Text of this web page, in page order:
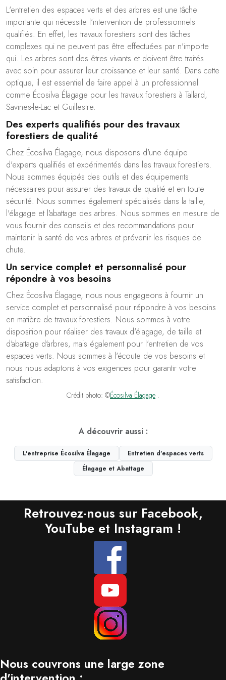
L'entretien des espaces verts et des arbres est une tâche
importante qui nécessite l'intervention de professionnels
qualifiés. En effet, les travaux forestiers sont des tâches
complexes qui ne peuvent pas être effectuées par n'importe
qui. Les arbres sont des êtres vivants et doivent être traités
avec soin pour assurer leur croissance et leur santé. Dans cette
optique, il est essentiel de faire appel à un professionnel
comme Écosilva Élagage pour les travaux forestiers à Tallard,
Savines-le-Lac et Guillestre.
Des experts qualifiés pour des travaux
forestiers de qualité
Chez Écosilva Élagage, nous disposons d'une équipe
d'experts qualifiés et expérimentés dans les travaux forestiers.
Nous sommes équipés des outils et des équipements
nécessaires pour assurer des travaux de qualité et en toute
sécurité. Nous sommes également spécialisés dans la taille,
l'élagage et l'abattage des arbres. Nous sommes en mesure de
vous fournir des conseils et des recommandations pour
maintenir la santé de vos arbres et prévenir les risques de
chute.
Un service complet et personnalisé pour
répondre à vos besoins
Chez Écosilva Élagage, nous nous engageons à fournir un
service complet et personnalisé pour répondre à vos besoins
en matière de travaux forestiers. Nous sommes à votre
disposition pour réaliser des travaux d'élagage, de taille et
d'abattage d'arbres, mais également pour l'entretien de vos
espaces verts. Nous sommes à l'écoute de vos besoins et
nous nous adaptons à vos exigences pour garantir votre
satisfaction.
Crédit photo: ©Écosilva Élagage .
A découvrir aussi :
L'entreprise Écosilva Élagage
Entretien d'espaces verts
Élagage et Abattage
Retrouvez-nous sur Facebook,
YouTube et Instagram !
Nous couvrons une large zone